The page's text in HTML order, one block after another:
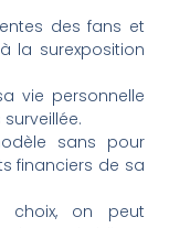
des fans et
la surexposition
vie personnelle
sans pour
financiers de sa
choix, on peut